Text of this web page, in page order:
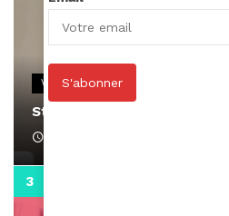
VIDEOS
Stacy passe un message
S'abonner